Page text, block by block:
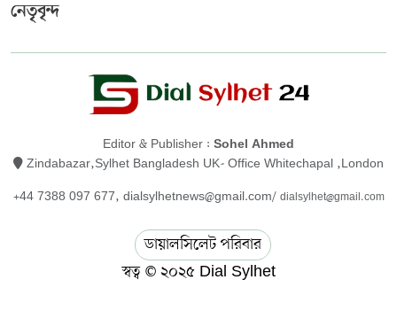
নেতৃবৃন্দ
Editor & Publisher : Sohel Ahmed
Zindabazar,Sylhet Bangladesh UK- Office Whitechapal ,London
+44 7388 097 677, dialsylhetnews@gmail.com/ dialsylhet@gmail.com
ডায়ালসিলেট পরিবার
স্বত্ব © ২০২৫ Dial Sylhet